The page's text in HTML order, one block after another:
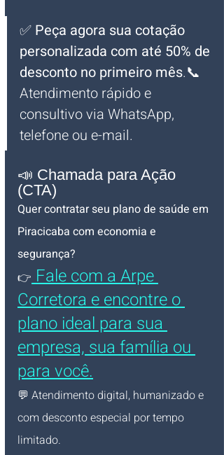
✅ Peça agora sua cotação
personalizada com até 50% de
desconto no primeiro mês.📞
Atendimento rápido e
consultivo via WhatsApp,
telefone ou e-mail.
📣 Chamada para Ação
(CTA)
Quer contratar seu plano de saúde em
Piracicaba com economia e
segurança?
👉 Fale com a Arpe
Corretora e encontre o
plano ideal para sua
empresa, sua família ou
para você.
💬 Atendimento digital, humanizado e
com desconto especial por tempo
limitado.